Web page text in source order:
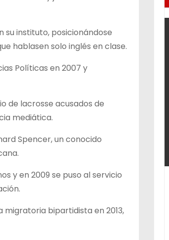
su instituto, posicionándose
hablasen solo inglés en clase.
Políticas en 2007 y
de lacrosse acusados de
mediática.
Spencer, un conocido
y en 2009 se puso al servicio
migratoria bipartidista en 2013,